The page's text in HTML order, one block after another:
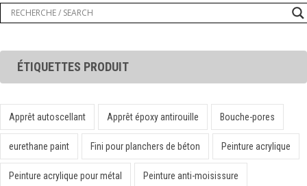
ÉTIQUETTES PRODUIT
Apprêt autoscellant Apprêt époxy antirouille Bouche-pores
eurethane paint Fini pour planchers de béton Peinture acrylique
Peinture acrylique pour métal Peinture anti-moisissure